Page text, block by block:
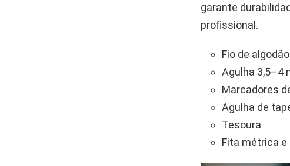
garante
profissional.
Fio de
Agulha 3,5–4
Marcadores
Agulha de
Tesoura
Fita métrica